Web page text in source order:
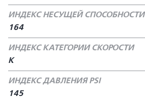
ИНДЕКС НЕСУЩЕЙ СПОСОБНОСТИ
164
ИНДЕКС КАТЕГОРИИ СКОРОСТИ
К
ИНДЕКС ДАВЛЕНИЯ PSI
145